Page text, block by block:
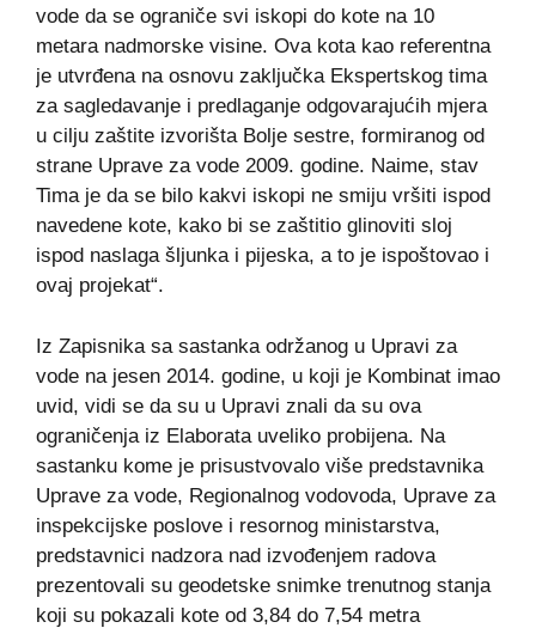
vode da se ograniče svi iskopi do kote na 10
metara nadmorske visine. Ova kota kao referentna
je utvrđena na osnovu zaključka Ekspertskog tima
za sagledavanje i predlaganje odgovarajućih mjera
u cilju zaštite izvorišta Bolje sestre, formiranog od
strane Uprave za vode 2009. godine. Naime, stav
Tima je da se bilo kakvi iskopi ne smiju vršiti ispod
navedene kote, kako bi se zaštitio glinoviti sloj
ispod naslaga šljunka i pijeska, a to je ispoštovao i
ovaj projekat“.
Iz Zapisnika sa sastanka održanog u Upravi za
vode na jesen 2014. godine, u koji je Kombinat imao
uvid, vidi se da su u Upravi znali da su ova
ograničenja iz Elaborata uveliko probijena. Na
sastanku kome je prisustvovalo više predstavnika
Uprave za vode, Regionalnog vodovoda, Uprave za
inspekcijske poslove i resornog ministarstva,
predstavnici nadzora nad izvođenjem radova
prezentovali su geodetske snimke trenutnog stanja
koji su pokazali kote od 3,84 do 7,54 metra